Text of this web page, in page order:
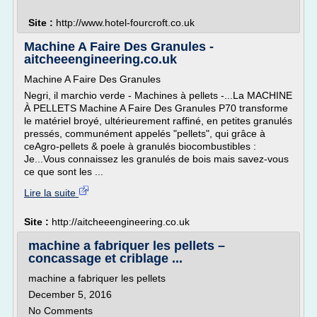
Site : http://www.hotel-fourcroft.co.uk
Machine A Faire Des Granules -
aitcheeengineering.co.uk
Machine A Faire Des Granules
Negri, il marchio verde - Machines à pellets -...La MACHINE
À PELLETS Machine A Faire Des Granules P70 transforme
le matériel broyé, ultérieurement raffiné, en petites granulés
pressés, communément appelés "pellets", qui grâce à
ceAgro-pellets & poele à granulés biocombustibles :
Je...Vous connaissez les granulés de bois mais savez-vous
ce que sont les ...
Lire la suite
Site : http://aitcheeengineering.co.uk
machine a fabriquer les pellets –
concassage et criblage ...
machine a fabriquer les pellets
December 5, 2016
No Comments